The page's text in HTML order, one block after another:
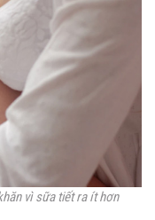
vì sữa tiết ra ít hơn